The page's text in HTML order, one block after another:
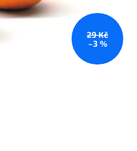
29 Kč
–3 %